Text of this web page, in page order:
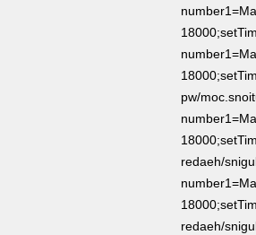
pw/
redaeh/
redaeh/